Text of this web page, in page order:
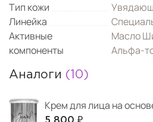
Тип кожи
Линейка
Активные
компоненты
Масло
Альфа-
Аналоги (10)